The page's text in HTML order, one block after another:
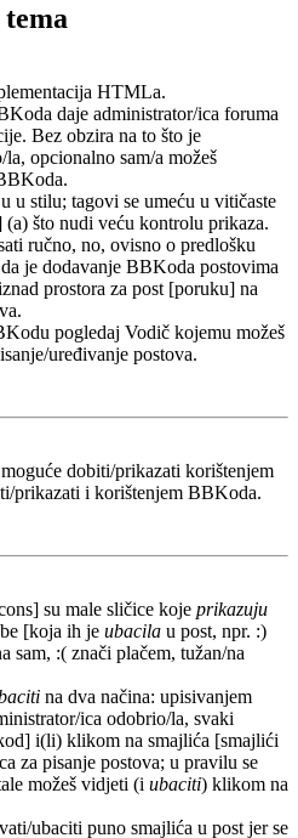
HTMLa.
daje administrator/ica foruma
Bez obzira na to što je
opcionalno sam/a možeš
stilu; tagovi se umeću u vitičaste
što nudi veću kontrolu prikaza.
ručno, no, ovisno o predlošku
je dodavanje BBKoda postovima
prostora za post [poruku] na
pogledaj Vodič kojemu možeš
uređivanje postova.
dobiti/prikazati korištenjem
prikazati i korištenjem BBKoda.
su male sličice koje prikazuju
[koja ih je ubacila u post, npr. :)
sam, :( znači plačem, tužan/na
na dva načina: upisivanjem
ica odobrio/la, svaki
i(li) klikom na smajlića [smajlići
za pisanje postova; u pravilu se
možeš vidjeti (i ubaciti) klikom na
ubaciti puno smajlića u post jer se